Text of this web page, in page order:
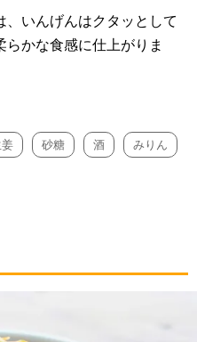
、いんげんはクタッとして
かな食感に仕上がりま
砂糖 酒 みりん